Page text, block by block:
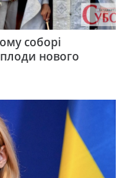
соборі
нового